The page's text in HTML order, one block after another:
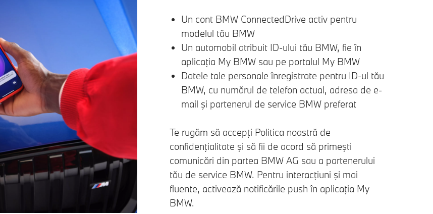
Un cont BMW ConnectedDrive activ pentru
modelul tău BMW
Un automobil atribuit ID-ului tău BMW, fie în
aplicaţia My BMW sau pe portalul My BMW
Datele tale personale înregistrate pentru ID-ul tău
BMW, cu numărul de telefon actual, adresa de e-
mail şi partenerul de service BMW preferat
Te rugăm să accepţi Politica noastră de
confidenţialitate şi să fii de acord să primeşti
comunicări din partea BMW AG sau a partenerului
tău de service BMW. Pentru interacţiuni şi mai
fluente, activează notificările push în aplicaţia My
BMW.